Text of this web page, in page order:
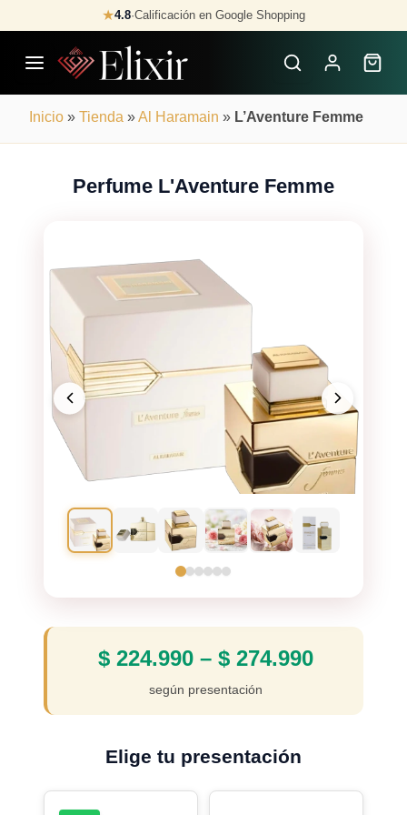
to
content
★4.8·Calificación en Google Shopping
Inicio » Tienda »Al Haramain » L’Aventure Femme
Perfume L'Aventure Femme
$224.990– $274.990
según presentación
Elige tu presentación